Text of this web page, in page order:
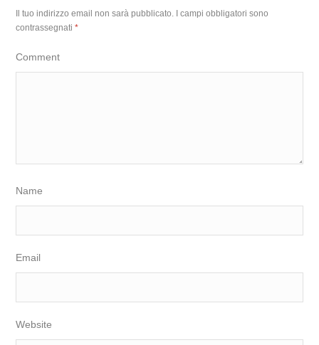
Il tuo indirizzo email non sarà pubblicato.
I campi obbligatori sono
contrassegnati*
Comment
Name
Email
Website